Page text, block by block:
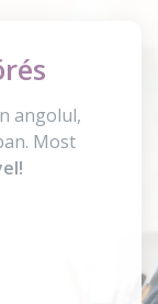
angolul,
Most